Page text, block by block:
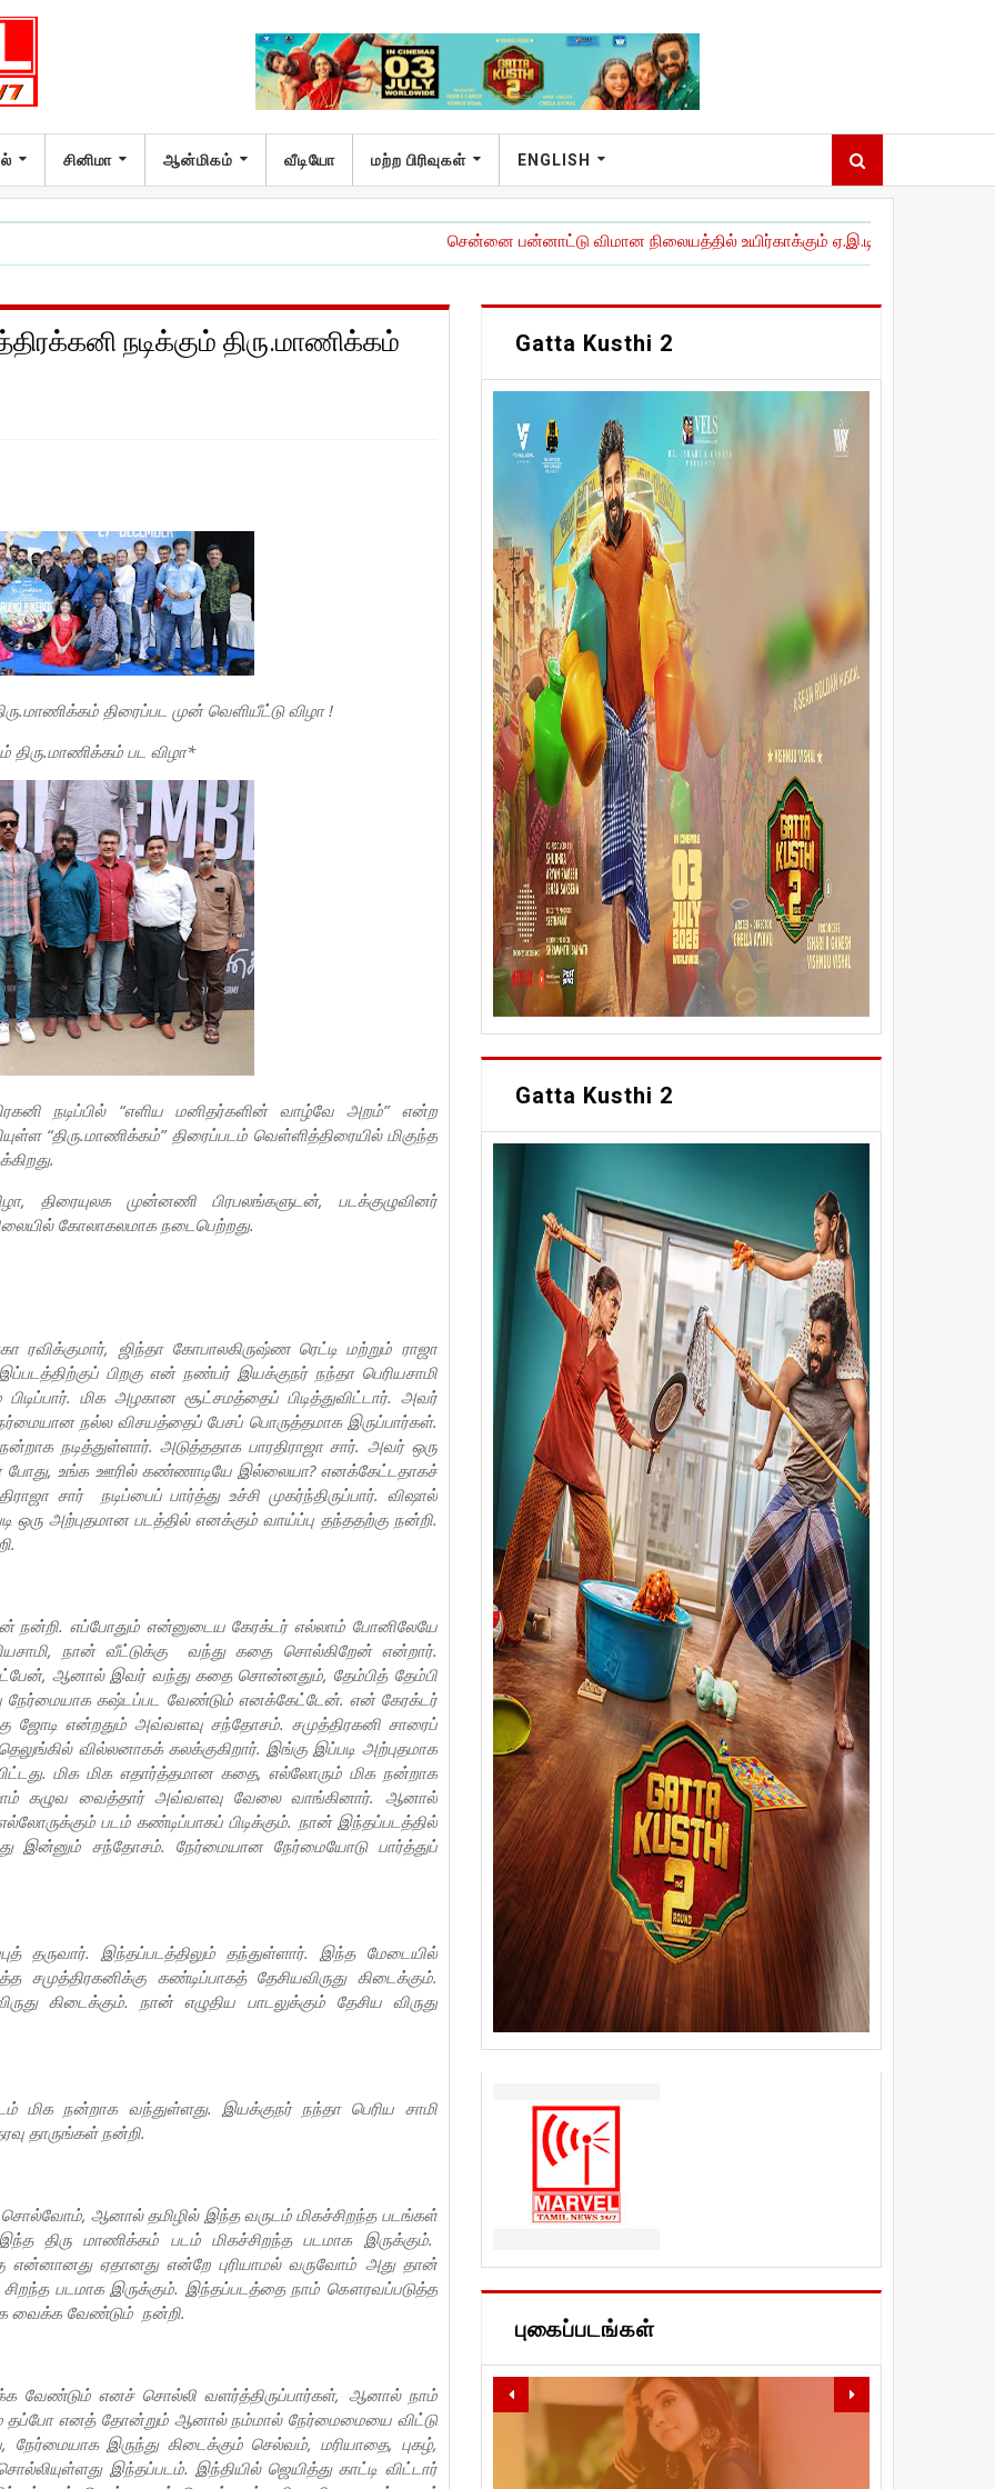
சினிமா ஆன்மிகம் வீடியோ மற்ற பிரிவுகள் ENGLISH
சென்னை பன்னாட்டு விமான நிலையத்தில் உயிர்காக்கும் ஏ.இ.டி கருவிகளை நிறுவி அவசரகால
நடிக்கும் திரு.மாணிக்கம்
திரைப்பட முன் வெளியீட்டு விழா !
திரு.மாணிக்கம் பட விழா*
நடிப்பில் “எளிய மனிதர்களின் வாழ்வே அறம்” என்ற
“திரு.மாணிக்கம்” திரைப்படம் வெள்ளித்திரையில் மிகுந்த
திரையுலக முன்னணி பிரபலங்களுடன், படக்குழுவினர்
கோலாகலமாக நடைபெற்றது.
ரவிக்குமார், ஜிந்தா கோபாலகிருஷ்ண ரெட்டி மற்றும் ராஜா
பிறகு என் நண்பர் இயக்குநர் நந்தா பெரியசாமி
மிக அழகான சூட்சமத்தைப் பிடித்துவிட்டார். அவர்
நல்ல விசயத்தைப் பேசப் பொருத்தமாக இருப்பார்கள்.
நடித்துள்ளார். அடுத்ததாக பாரதிராஜா சார். அவர் ஒரு
போது, உங்க ஊரில் கண்ணாடியே இல்லையா? எனக்கேட்டதாகச்
சார் நடிப்பைப் பார்த்து உச்சி முகர்ந்திருப்பார். விஷால்
அற்புதமான படத்தில் எனக்கும் வாய்ப்பு தந்ததற்கு நன்றி.
நன்றி. எப்போதும் என்னுடைய கேரக்டர் எல்லாம் போனிலேயே
நான் வீட்டுக்கு வந்து கதை சொல்கிறேன் என்றார்.
ஆனால் இவர் வந்து கதை சொன்னதும், தேம்பித் தேம்பி
கஷ்டப்பட வேண்டும் எனக்கேட்டேன். என் கேரக்டர்
ஜோடி என்றதும் அவ்வளவு சந்தோசம். சமுத்திரகனி சாரைப்
வில்லனாகக் கலக்குகிறார். இங்கு இப்படி அற்புதமாக
மிக மிக எதார்த்தமான கதை, எல்லோரும் மிக நன்றாக
கழுவ வைத்தார் அவ்வளவு வேலை வாங்கினார். ஆனால்
படம் கண்டிப்பாகப் பிடிக்கும். நான் இந்தப்படத்தில்
இன்னும் சந்தோசம். நேர்மையான நேர்மையோடு பார்த்துப்
தருவார். இந்தப்படத்திலும் தந்துள்ளார். இந்த மேடையில்
கண்டிப்பாகத் தேசியவிருது கிடைக்கும்.
கிடைக்கும். நான் எழுதிய பாடலுக்கும் தேசிய விருது
மிக நன்றாக வந்துள்ளது. இயக்குநர் நந்தா பெரிய சாமி
தாருங்கள் நன்றி.
ஆனால் தமிழில் இந்த வருடம் மிகச்சிறந்த படங்கள்
திரு மாணிக்கம் படம் மிகச்சிறந்த படமாக இருக்கும்.
ஏதானது என்றே புரியாமல் வருவோம் அது தான்
சிறந்த படமாக இருக்கும். இந்தப்படத்தை நாம் கௌரவப்படுத்த
வைக்க வேண்டும் நன்றி.
வேண்டும் எனச் சொல்லி வளர்த்திருப்பார்கள், ஆனால் நாம்
தப்போ எனத் தோன்றும் ஆனால் நம்மால் நேர்மைமையை விட்டு
நேர்மையாக இருந்து கிடைக்கும் செல்வம், மரியாதை, புகழ்,
இந்தப்படம். இந்தியில் ஜெயித்து காட்டி விட்டார்
Gatta Kusthi 2
Gatta Kusthi 2
புகைப்படங்கள்